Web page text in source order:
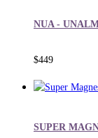
NUA -
$449
SUPER